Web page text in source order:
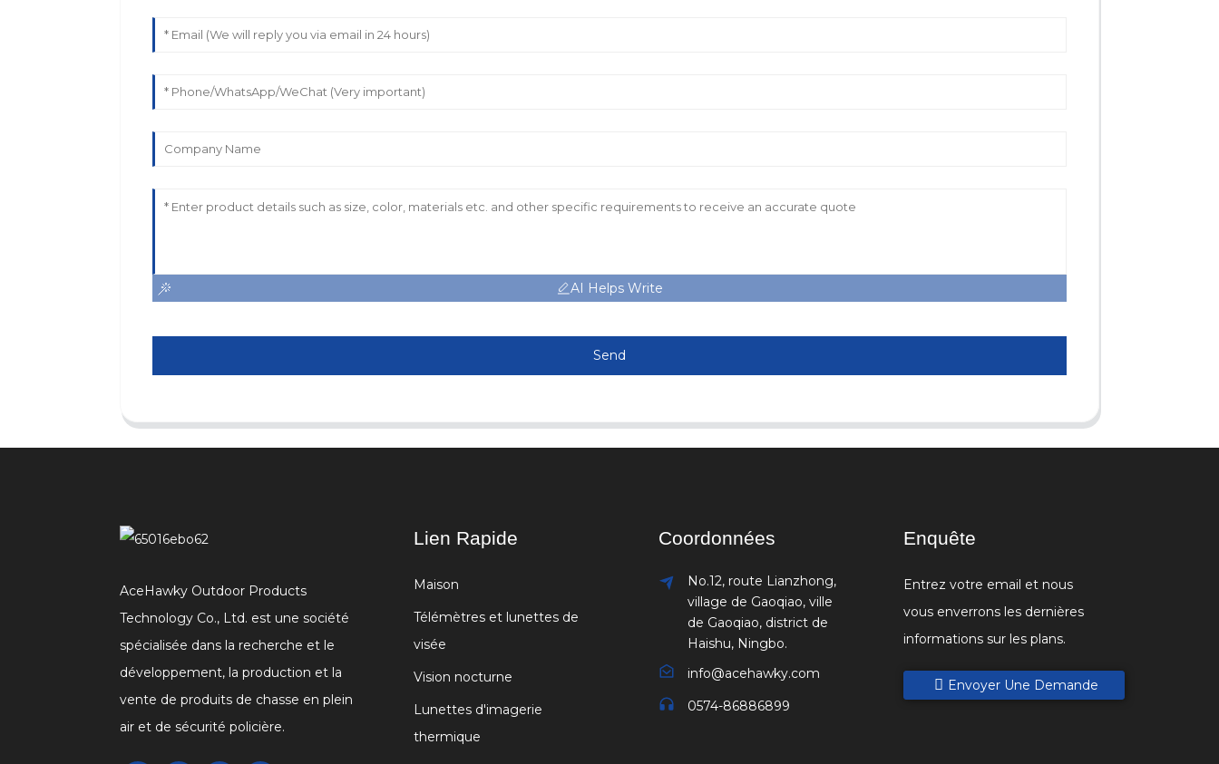
AI Helps Write
Send
AceHawky Outdoor Products
Technology Co., Ltd. est une société
spécialisée dans la recherche et le
développement, la production et la
vente de produits de chasse en plein
air et de sécurité policière.
Lien Rapide
Maison
Télémètres et lunettes de
visée
Vision nocturne
Lunettes d'imagerie
thermique
Coordonnées
No.12, route Lianzhong,
village de Gaoqiao, ville
de Gaoqiao, district de
Haishu, Ningbo.
info@acehawky.com
0574-86886899
Enquête
Entrez votre email et nous
vous enverrons les dernières
informations sur les plans.
Envoyer Une Demande